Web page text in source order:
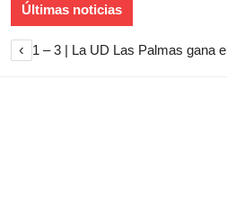
Últimas noticias
‹